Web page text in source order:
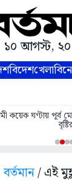
১০ আগস্ট,
বিদেশখেলা
কয়েক ঘণ্টায় পূর্ব
বর্তমান/ এই